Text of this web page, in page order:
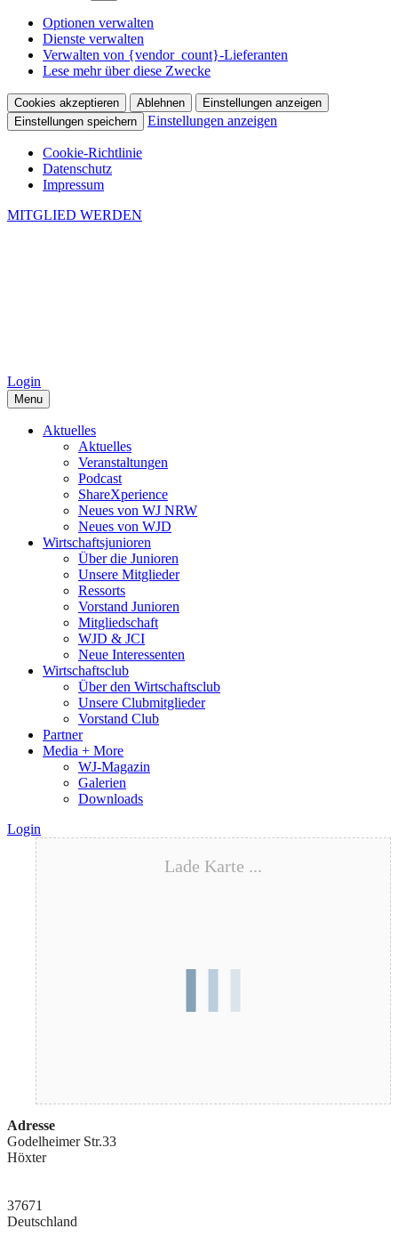
Optionen verwalten
Dienste verwalten
Verwalten von {vendor_count}-Lieferanten
Lese mehr über diese Zwecke
Cookies akzeptieren Ablehnen
Einstellungen anzeigen
Einstellungen speichern
Einstellungen anzeigen
Cookie-Richtlinie
Datenschutz
Impressum
MITGLIED WERDEN
Login
Menu
Aktuelles
Aktuelles
Veranstaltungen
Podcast
ShareXperience
Neues von WJ NRW
Neues von WJD
Wirtschaftsjunioren
Über die Junioren
Unsere Mitglieder
Ressorts
Vorstand Junioren
Mitgliedschaft
WJD & JCI
Neue Interessenten
Wirtschaftsclub
Über den Wirtschaftsclub
Unsere Clubmitglieder
Vorstand Club
Partner
Media + More
WJ-Magazin
Galerien
Downloads
Login
Lade Karte ...
Adresse
Godelheimer Str.33
Höxter
37671
Deutschland